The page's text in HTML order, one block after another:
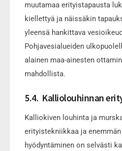
muutamaa erityistapausta
kiellettyä ja näissäkin
yleensä hankittava
Pohjavesialueiden
alainen maa-ainesten
mahdollista.
5.4. Kalliolouhinnan
Kalliokiven louhinta ja
erityistekniikkaa ja
hyödyntäminen on selvästi